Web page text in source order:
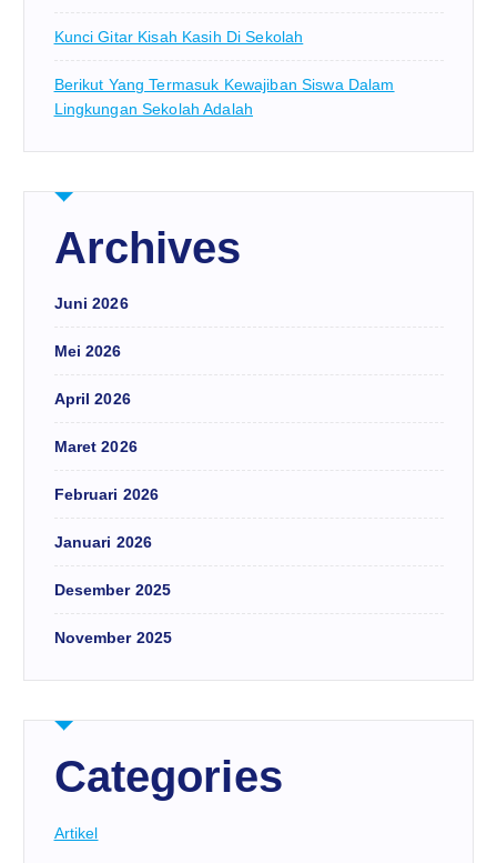
Kunci Gitar Kisah Kasih Di Sekolah
Berikut Yang Termasuk Kewajiban Siswa Dalam
Lingkungan Sekolah Adalah
Archives
Juni 2026
Mei 2026
April 2026
Maret 2026
Februari 2026
Januari 2026
Desember 2025
November 2025
Categories
Artikel